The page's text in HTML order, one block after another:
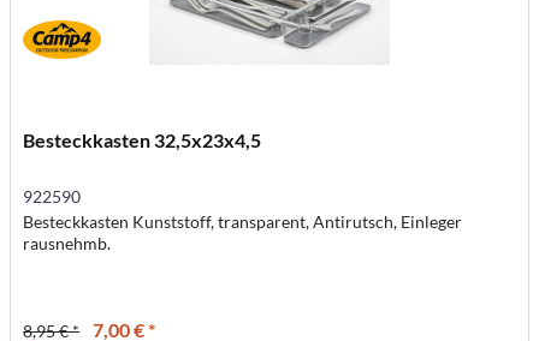
Besteckkasten 32,5x23x4,5
922590
Besteckkasten Kunststoff, transparent, Antirutsch, Einleger
rausnehmb.
8,95 € * 7,00 € *